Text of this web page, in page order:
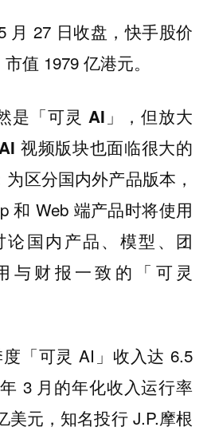
月 27 日收盘，快手股价
值 1979 亿港元。
是「可灵 AI」，但放大
视频版块也面临很大的
为区分国内外产品版本，
和 Web 端产品时将使用
论国内产品、模型、团
与财报一致的「可灵
「可灵 AI」收入达 6.5
3 月的年化收入运行率
美元，知名投行 J.P.摩根